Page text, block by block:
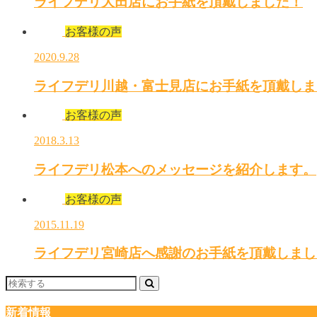
お客様の声
2020.9.28
ライフデリ川越・富士見店にお手紙を頂戴しま
お客様の声
2018.3.13
ライフデリ松本へのメッセージを紹介します。
お客様の声
2015.11.19
ライフデリ宮崎店へ感謝のお手紙を頂戴しまし
新着情報